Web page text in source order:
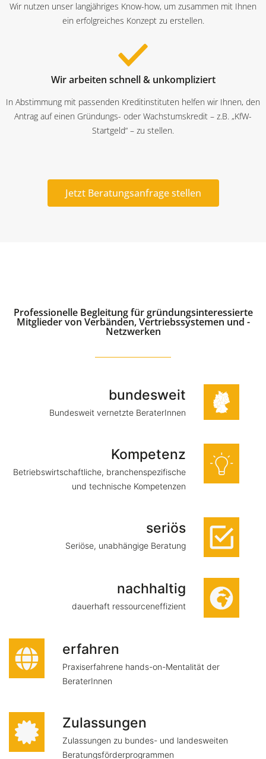
Wir nutzen unser langjähriges Know-how, um zusammen mit Ihnen
ein erfolgreiches Konzept zu erstellen.
Wir arbeiten schnell & unkompliziert
In Abstimmung mit passenden Kreditinstituten helfen wir Ihnen, den
Antrag auf einen Gründungs- oder Wachstumskredit – z.B. „KfW-
Startgeld“ – zu stellen.
Jetzt Beratungsanfrage stellen
Professionelle Begleitung für gründungsinteressierte
Mitglieder von Verbänden, Vertriebssystemen und -
Netzwerken
bundesweit
Bundesweit vernetzte BeraterInnen
Kompetenz
Betriebswirtschaftliche, branchenspezifische
und technische Kompetenzen
seriös
Seriöse, unabhängige Beratung
nachhaltig
dauerhaft ressourceneffizient
erfahren
Praxiserfahrene hands-on-Mentalität der
BeraterInnen
Zulassungen
Zulassungen zu bundes- und landesweiten
Beratungsförderprogrammen